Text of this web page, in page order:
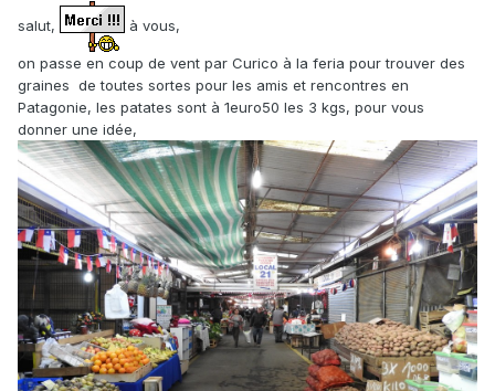
salut, à vous,
on passe en coup de vent par Curico à la feria pour trouver des
graines de toutes sortes pour les amis et rencontres en
Patagonie, les patates sont à 1euro50 les 3 kgs, pour vous
donner une idée,